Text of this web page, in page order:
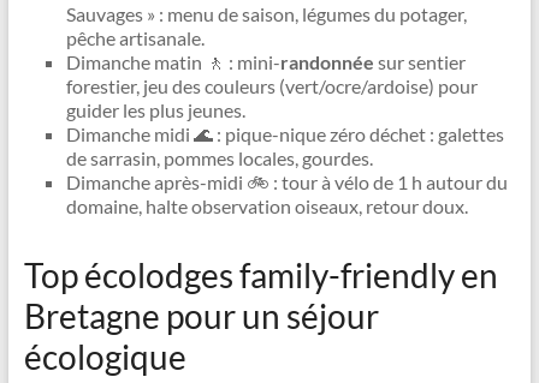
Sauvages » : menu de saison, légumes du potager,
pêche artisanale.
Dimanche matin 🚶 : mini-randonnée sur sentier
forestier, jeu des couleurs (vert/ocre/ardoise) pour
guider les plus jeunes.
Dimanche midi 🌊 : pique-nique zéro déchet : galettes
de sarrasin, pommes locales, gourdes.
Dimanche après-midi 🚲 : tour à vélo de 1 h autour du
domaine, halte observation oiseaux, retour doux.
Top écolodges family-friendly en
Bretagne pour un séjour
écologique